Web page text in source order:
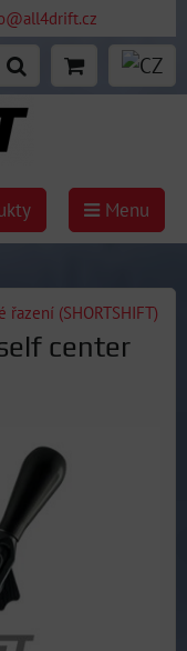
Menu
řazení (SHORTSHIFT)
center